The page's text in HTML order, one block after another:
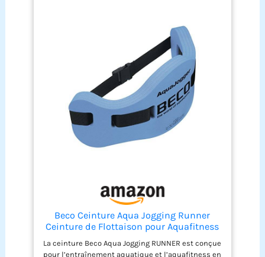
Beco Ceinture Aqua Jogging Runner
Ceinture de Flottaison pour Aquafitness
et Entraînement Aquatique Jusqu’à 100
kg Ceinture Natation pour Aquajogging
La ceinture Beco Aqua Jogging RUNNER est conçue
pour l’entraînement aquatique et l’aquafitness en